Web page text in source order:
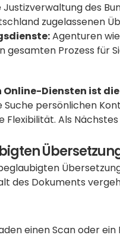
Justizverwaltung des
zugelassenen
Agenturen
gesamten Prozess für
Online-Diensten ist
Suche persönlichen
Flexibilität. Als
des Dokuments
einen Scan oder